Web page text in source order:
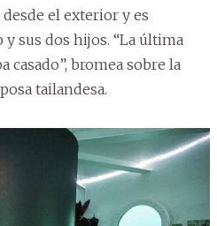
el exterior y es
sus dos hijos. “La última
casado”, bromea sobre la
tailandesa.